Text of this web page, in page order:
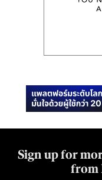
Sign up for
from